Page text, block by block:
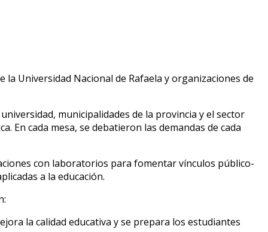
Universidad Nacional de Rafaela y organizaciones de
municipalidades de la provincia y el sector
En cada mesa, se debatieron las demandas de cada
con laboratorios para fomentar vínculos público-
a la educación.
la calidad educativa y se prepara los estudiantes